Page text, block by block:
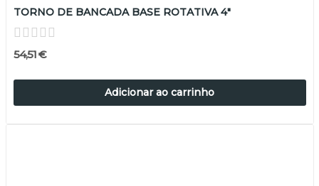
TORNO DE BANCADA BASE ROTATIVA 4"
54,51 €
Adicionar ao carrinho